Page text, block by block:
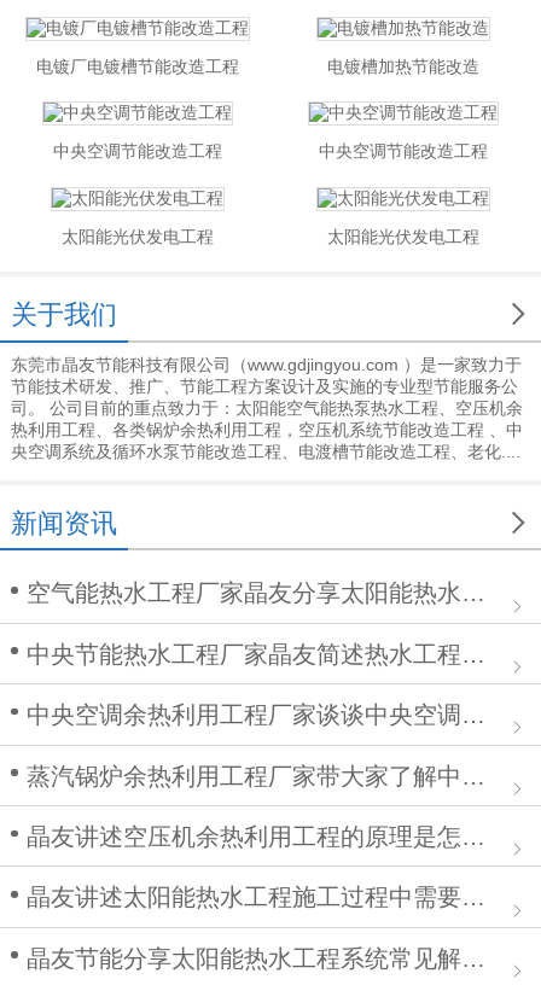
电镀厂电镀槽节能改造工程 电镀槽加热节能改造
中央空调节能改造工程 中央空调节能改造工程
太阳能光伏发电工程 太阳能光伏发电工程

关于我们
东莞市晶友节能科技有限公司（www.gdjingyou.com ）是一家致力于
节能技术研发、推广、节能工程方案设计及实施的专业型节能服务公
司。 公司目前的重点致力于：太阳能空气能热泵热水工程、空压机余
热利用工程、各类锅炉余热利用工程，空压机系统节能改造工程 、中
央空调系统及循环水泵节能改造工程、电渡槽节能改造工程、老化....

新闻资讯
空气能热水工程厂家晶友分享太阳能热水工程在安装中的作用
中央节能热水工程厂家晶友简述热水工程施工步骤及注意事项
中央空调余热利用工程厂家谈谈中央空调清洗步骤
蒸汽锅炉余热利用工程厂家带大家了解中央空调余热利用工程
晶友讲述空压机余热利用工程的原理是怎么样的？
晶友讲述太阳能热水工程施工过程中需要注意哪些问题
晶友节能分享太阳能热水工程系统常见解决方案有哪些？